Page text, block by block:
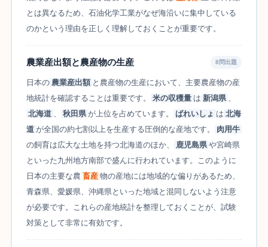
とは異なるため、石油化学工業がなぜ海沿いに集中している
のかという理由を正しく理解しておくことが重要です。
農業産出額と農産物の生産 8問出題
日本の 農業産出額 と農産物の生産において、主要農産物の産
地統計を確認することは重要です。
米の収穫量 は 新潟県 、
北海道 、 秋田県 が上位を占めています。 ばれいしょ は 北海
道 が全国の約七割以上を生産する圧倒的な産地です。
肉用牛
の飼育は広大な土地を持つ北海道のほか、
鹿児島県 や宮崎県
といった九州地方南部で盛んに行われています。このように
日本の主要な農 畜産 物の産地には地域的な偏りがあるため、
青森県、愛媛県、沖縄県といった地域と混同しないよう注意
が必要です。これらの産地統計を整理しておくことが、試験
対策として非常に有効です。